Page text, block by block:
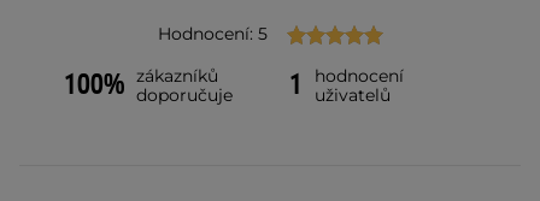
Hodnocení: 5
100% zákazníků
doporučuje
1
hodnocení
uživatelů